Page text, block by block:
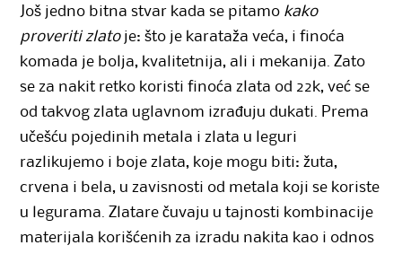
Još jedno bitna stvar kada se pitamo kako
proveriti zlatoje: što je karataža veća, i finoća
komada je bolja, kvalitetnija, ali i mekanija. Zato
se za nakit retko koristi finoća zlata od 22k, već se
od takvog zlata uglavnom izrađuju dukati. Prema
učešću pojedinih metala i zlata u leguri
razlikujemo i boje zlata, koje mogu biti: žuta,
crvena i bela, u zavisnosti od metala koji se koriste
u legurama. Zlatare čuvaju u tajnosti kombinacije
materijala korišćenih za izradu nakita kao i odnos